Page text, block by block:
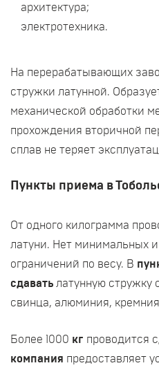
архитектура;
электротехника.
На перерабатывающих
стружки латунной.
механической обработки
прохождения вторичной
сплав не теряет
Пункты приема в
От одного килограмма
латуни. Нет минимальных
ограничений по весу. В
сдавать латунную стружку
свинца, алюминия,
Более 1000 кг проводится
компания предоставляет